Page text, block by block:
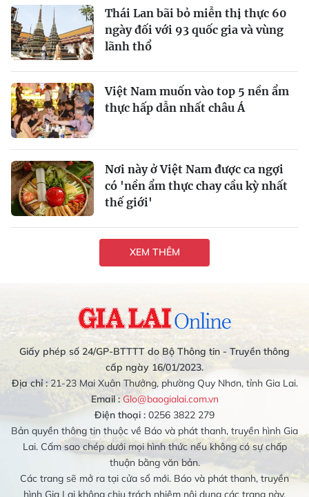
Thái Lan bãi bỏ miễn thị thực 60
ngày đối với 93 quốc gia và vùng
lãnh thổ
Việt Nam muốn vào top 5 nền ẩm
thực hấp dẫn nhất châu Á
Nơi này ở Việt Nam được ca ngợi
có 'nền ẩm thực chay cầu kỳ nhất
thế giới'
XEM THÊM
Giấy phép số 24/GP-BTTTT do Bộ Thông tin - Truyền thông
cấp ngày 16/01/2023.
Địa chỉ :21-23 Mai Xuân Thưởng, phường Quy Nhơn, tỉnh Gia Lai.
Email : Glo@baogialai.com.vn
Điện thoại : 0256 3822 279
Bản quyền thông tin thuộc về Báo và phát thanh, truyền hình Gia
Lai. Cấm sao chép dưới mọi hình thức nếu không có sự chấp
thuận bằng văn bản.
Các trang sẽ mở ra tại cửa sổ mới. Báo và phát thanh, truyền
hình Gia Lai không chịu trách nhiệm nội dung các trang này.